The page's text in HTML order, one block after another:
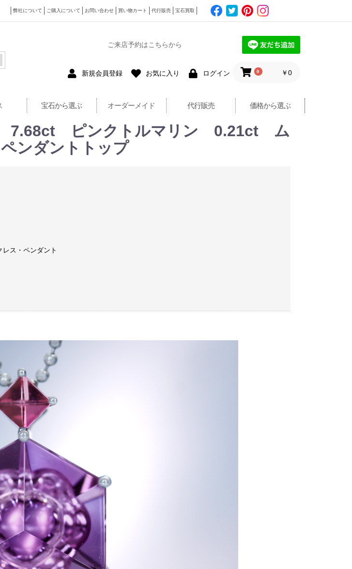
弊社について ご購入について お問い合わせ 買い物カート 代行販売 宝石買取
ご来店予約はこちらから
新規会員登録 お気に入り ログイン 0 ￥0
宝石から選ぶ オーダーメイド 代行販売 価格から選ぶ
7.68ct ピンクトルマリン 0.21ct ム
ンダントトップ
レス・ペンダント